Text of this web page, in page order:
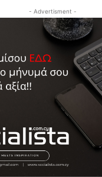
- Advertisment -